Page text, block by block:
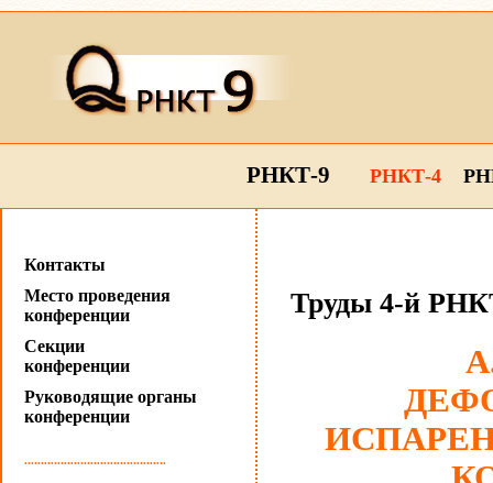
РНКТ-9 РНКТ-4
Контакты
Место проведения
конференции
Секции
конференции
Руководящие органы
конференции
...........................................
Труды 4-й